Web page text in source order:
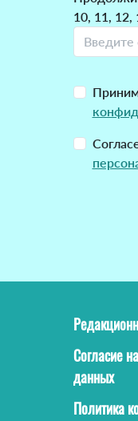
10, 11, 12,
Согласие
данных
Политика